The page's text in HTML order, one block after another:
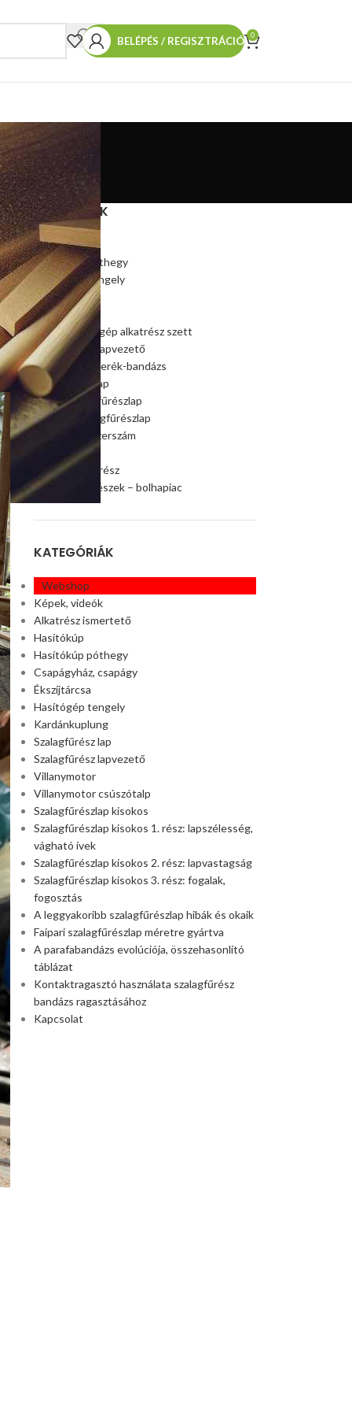
BELÉPÉS / REGISZTRÁCIÓ 0
TERMÉKEINK
Hasítókúp
Hasítókúp póthegy
Hasítógép tengely
Ékszíjtárcsa
Csapágy
Kúpos hasítógép alkatrész szett
Szalagfűrész lapvezető
Szalagfűrészkerék-bandázs
Szalagfűrészlap
Faipari szalagfűrészlap
Húsipari szalagfűrészlap
Faipari gép, szerszám
Ágaprító
Offroad alkatrész
Akciós alkatrészek – bolhapiac
KATEGÓRIÁK
Webshop
Képek, videók
Alkatrész ismertető
Hasítókúp
Hasítókúp póthegy
Csapágyház, csapágy
Ékszíjtárcsa
Hasítógép tengely
Kardánkuplung
Szalagfűrész lap
Szalagfűrész lapvezető
Villanymotor
Villanymotor csúszótalp
Szalagfűrészlap kisokos
Szalagfűrészlap kisokos 1. rész: lapszélesség,
vágható ívek
Szalagfűrészlap kisokos 2. rész: lapvastagság
Szalagfűrészlap kisokos 3. rész: fogalak,
fogosztás
A leggyakoribb szalagfűrészlap hibák és okaik
Faipari szalagfűrészlap méretre gyártva
A parafabandázs evolúciója, összehasonlító
táblázat
Kontaktragasztó használata szalagfűrész
bandázs ragasztásához
Kapcsolat